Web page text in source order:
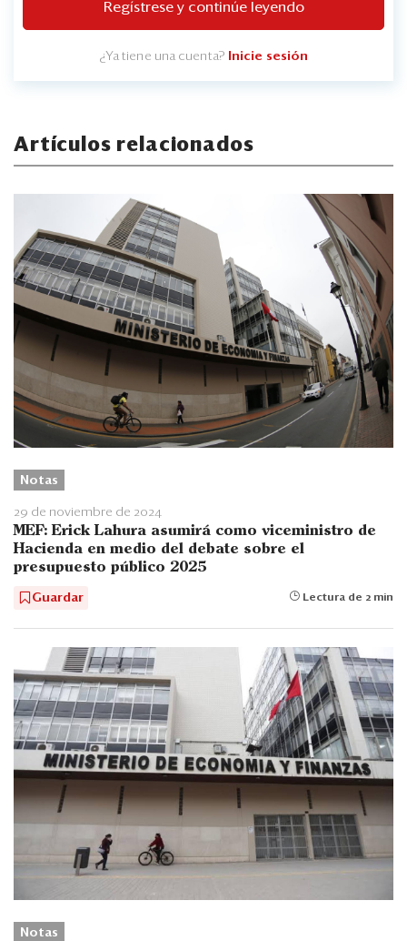
Regístrese y continúe leyendo
¿Ya tiene una cuenta? Inicie sesión
Artículos relacionados
Notas
29 de noviembre de 2024
MEF: Erick Lahura asumirá como viceministro de
Hacienda en medio del debate sobre el
presupuesto público 2025
Guardar Lectura de 2 min
Notas